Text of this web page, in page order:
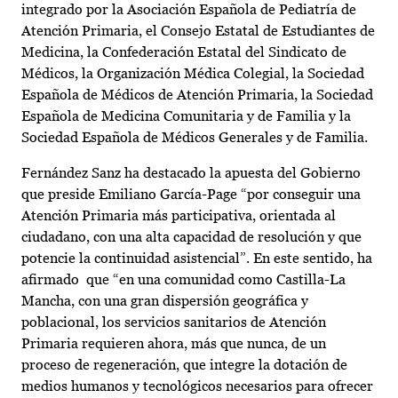
integrado por la Asociación Española de Pediatría de
Atención Primaria, el Consejo Estatal de Estudiantes de
Medicina, la Confederación Estatal del Sindicato de
Médicos, la Organización Médica Colegial, la Sociedad
Española de Médicos de Atención Primaria, la Sociedad
Española de Medicina Comunitaria y de Familia y la
Sociedad Española de Médicos Generales y de Familia.
Fernández Sanz ha destacado la apuesta del Gobierno
que preside Emiliano García-Page “por conseguir una
Atención Primaria más participativa, orientada al
ciudadano, con una alta capacidad de resolución y que
potencie la continuidad asistencial”. En este sentido, ha
afirmado que “en una comunidad como Castilla-La
Mancha, con una gran dispersión geográfica y
poblacional, los servicios sanitarios de Atención
Primaria requieren ahora, más que nunca, de un
proceso de regeneración, que integre la dotación de
medios humanos y tecnológicos necesarios para ofrecer